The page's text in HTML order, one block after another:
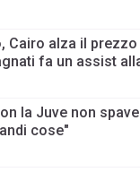
Cairo alza il prezzo
fa un assist
la Juve non
cose"